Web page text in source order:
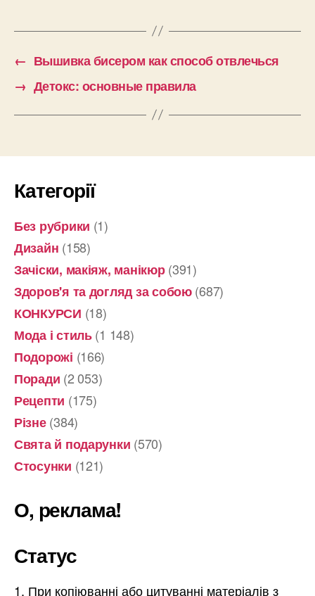
← Вышивка бисером как способ отвлечься
→ Детокс: основные правила
Категорії
Без рубрики (1)
Дизайн (158)
Зачіски, макіяж, манікюр(391)
Здоров'я та догляд за собою(687)
КОНКУРСИ (18)
Мода і стиль(1 148)
Подорожі (166)
Поради (2 053)
Рецепти (175)
Різне(384)
Свята й подарунки (570)
Стосунки (121)
О, реклама!
Статус
При копіюванні або цитуванні матеріалів з